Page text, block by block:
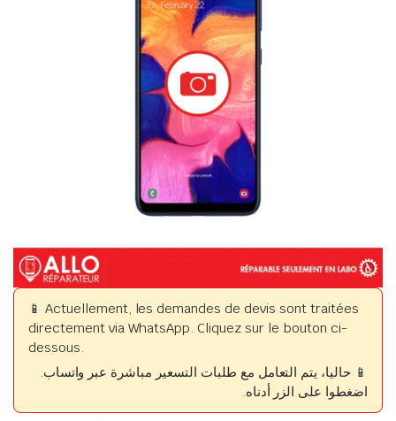
📱 Actuellement, les demandes de devis sont traitées
directement via WhatsApp. Cliquez sur le bouton ci-
dessous.
📱 حاليا، يتم التعامل مع طلبات التسعير مباشرة عبر واتساب.
اضغطوا على الزر أدناه.